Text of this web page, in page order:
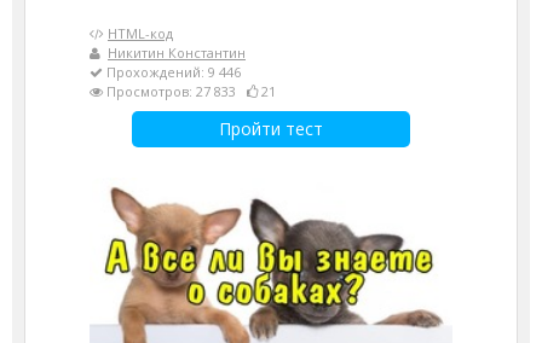
HTML-код
Никитин Константин
Прохождений: 9 446
Просмотров: 27 833
21
Пройти тест